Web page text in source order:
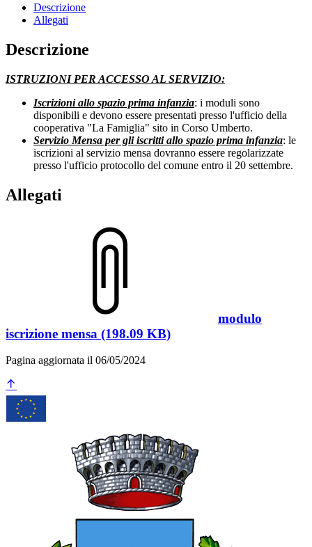
Descrizione
Allegati
Descrizione
ISTRUZIONI PER ACCESSO AL SERVIZIO:
Iscrizioni allo spazio prima infanzia: i moduli sono
disponibili e devono essere presentati presso l'ufficio della
cooperativa "La Famiglia" sito in Corso Umberto.
Servizio Mensa per gli iscritti allo spazio prima infanzia: le
iscrizioni al servizio mensa dovranno essere regolarizzate
presso l'ufficio protocollo del comune entro il 20 settembre.
Allegati
modulo
iscrizione mensa (198.09 KB)
Pagina aggiornata il 06/05/2024